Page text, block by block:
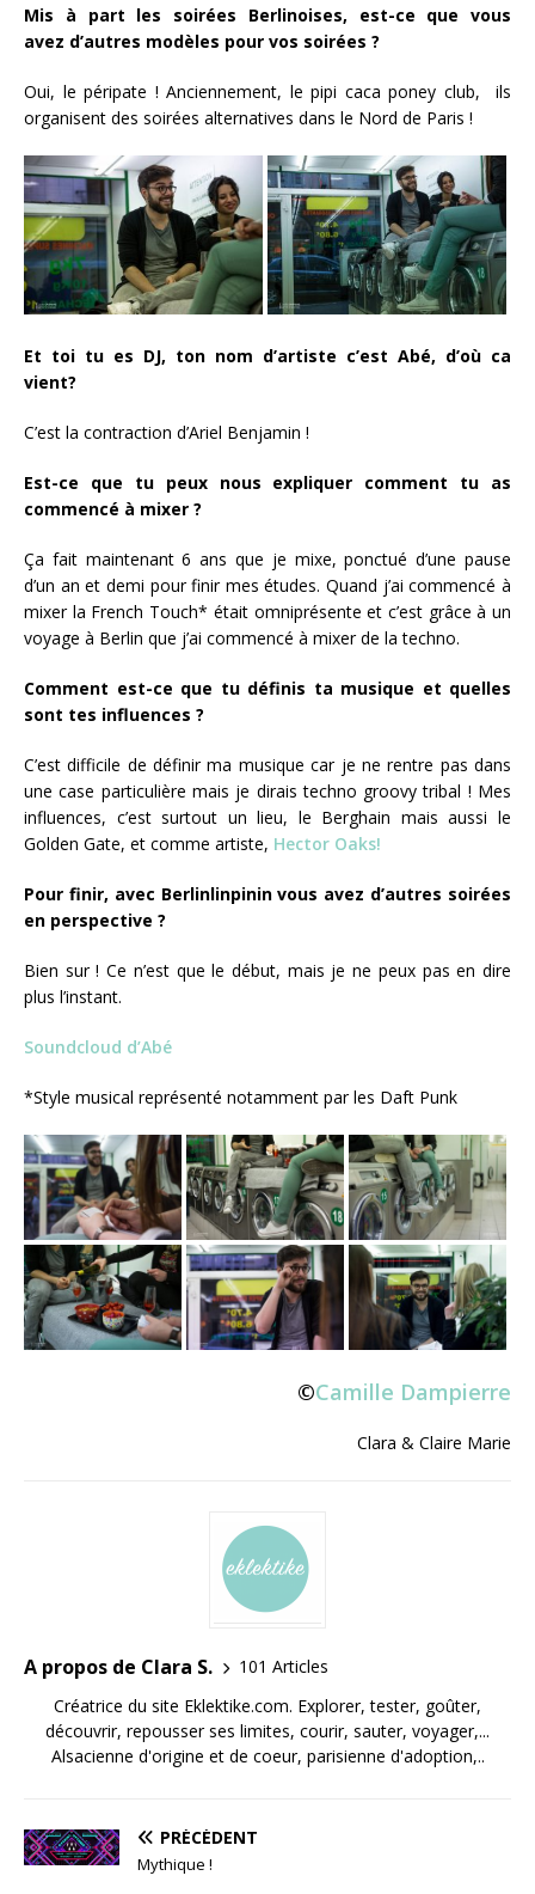
Mis à part les soirées Berlinoises, est-ce que vous
avez d’autres modèles pour vos soirées ?
Oui, le péripate ! Anciennement, le pipi caca poney club, ils
organisent des soirées alternatives dans le Nord de Paris !
Et toi tu es DJ, ton nom d’artiste c’est Abé, d’où ca
vient?
C’est la contraction d’Ariel Benjamin !
Est-ce que tu peux nous expliquer comment tu as
commencé à mixer ?
Ça fait maintenant 6 ans que je mixe, ponctué d’une pause
d’un an et demi pour finir mes études. Quand j’ai commencé à
mixer la French Touch* était omniprésente et c’est grâce à un
voyage à Berlin que j’ai commencé à mixer de la techno.
Comment est-ce que tu définis ta musique et quelles
sont tes influences ?
C’est difficile de définir ma musique car je ne rentre pas dans
une case particulière mais je dirais techno groovy tribal ! Mes
influences, c’est surtout un lieu, le Berghain mais aussi le
Golden Gate, et comme artiste, Hector Oaks!
Pour finir, avec Berlinlinpinin vous avez d’autres soirées
en perspective ?
Bien sur ! Ce n’est que le début, mais je ne peux pas en dire
plus l’instant.
Soundcloud d’Abé
*Style musical représenté notamment par les Daft Punk
©Camille Dampierre
Clara & Claire Marie
A propos de Clara S.
101 Articles
Créatrice du site Eklektike.com. Explorer, tester, goûter,
découvrir, repousser ses limites, courir, sauter, voyager,...
Alsacienne d'origine et de coeur, parisienne d'adoption,..
PRÉCÉDENT
Mythique !